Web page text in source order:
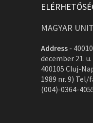
MAGYAR
Address -
december 21.
400105 Cluj-
1989 nr. 9) Tel/
(004)-0364-